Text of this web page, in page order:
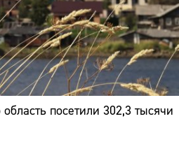
посетили 302,3 тысячи